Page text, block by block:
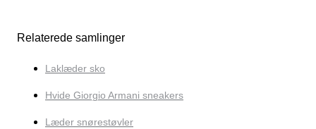
Relaterede samlinger
Laklæder sko
Hvide Giorgio Armani sneakers
Læder snørestøvler